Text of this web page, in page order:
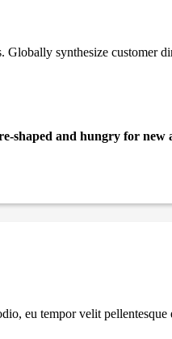
synthesize customer
shaped and hungry for new
eu tempor velit pellentesque